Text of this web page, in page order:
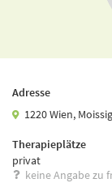
Adresse
1220 Wien,
Therapieplätze
privat
keine Angabe zu